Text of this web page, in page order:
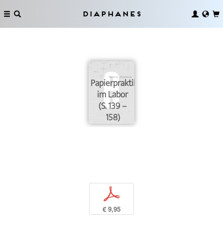
Diaphanes
Papierpraktiken
im Labor
(S. 139 –
158)
p
€ 9,95